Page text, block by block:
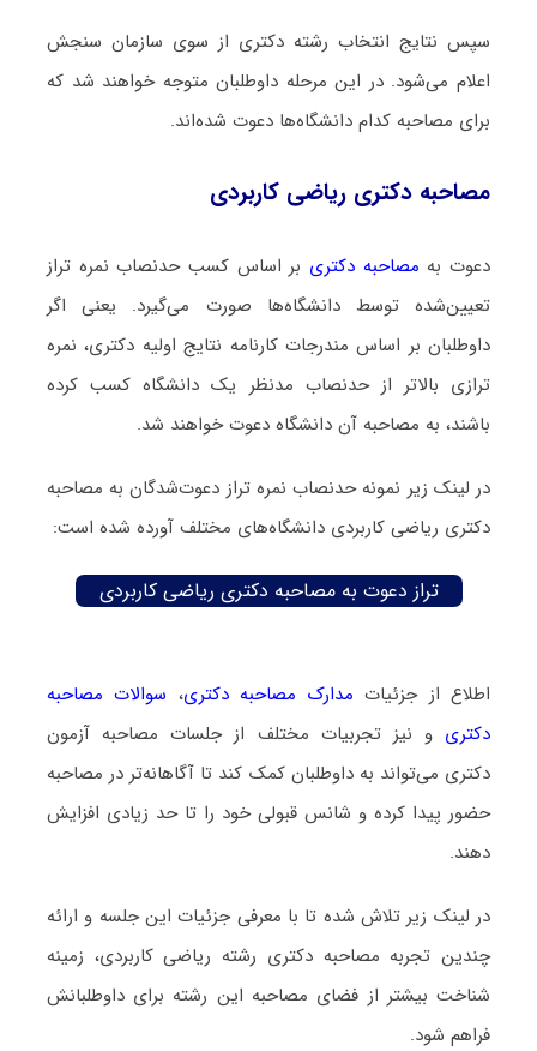
سپس نتایج انتخاب رشته دکتری از سوی سازمان سنجش
اعلام می‌شود. در این مرحله داوطلبان متوجه خواهند شد که
برای مصاحبه کدام دانشگاه‌ها دعوت شده‌اند.
مصاحبه دکتری ریاضی کاربردی
دعوت به مصاحبه دکتری بر اساس کسب حدنصاب نمره تراز
تعیین‌شده توسط دانشگاه‌ها صورت می‌گیرد. یعنی اگر
داوطلبان بر اساس مندرجات کارنامه نتایج اولیه دکتری، نمره
ترازی بالاتر از حدنصاب مدنظر یک دانشگاه کسب کرده
باشند، به مصاحبه آن دانشگاه دعوت خواهند شد.
در لینک زیر نمونه حدنصاب نمره تراز دعوت‌شدگان به مصاحبه
دکتری ریاضی کاربردی دانشگاه‌های مختلف آورده شده است:
تراز دعوت به مصاحبه دکتری ریاضی کاربردی
اطلاع از جزئیات مدارک مصاحبه دکتری، سوالات مصاحبه
دکتری و نیز تجربیات مختلف از جلسات مصاحبه آزمون
دکتری می‌تواند به داوطلبان کمک کند تا آگاهانه‌تر در مصاحبه
حضور پیدا کرده و شانس قبولی خود را تا حد زیادی افزایش
دهند.
در لینک زیر تلاش شده تا با معرفی جزئیات این جلسه و ارائه
چندین تجربه مصاحبه دکتری رشته ریاضی کاربردی، زمینه
شناخت بیشتر از فضای مصاحبه این رشته برای داوطلبانش
فراهم شود.